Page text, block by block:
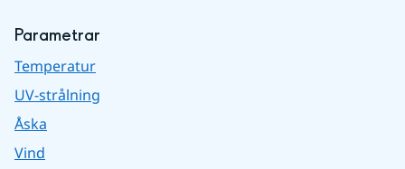
Parametrar
Temperatur
UV-strålning
Åska
Vind